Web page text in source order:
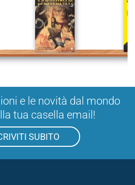
e le novità dal mondo
tua casella email!
SUBITO